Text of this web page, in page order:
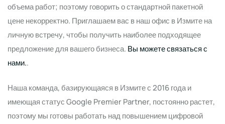
объема работ; поэтому говорить о стандартной пакетной
цене некорректно. Приглашаем вас в наш офис в Измите на
личную встречу, чтобы получить наиболее подходящее
предложение для вашего бизнеса. Вы можете связаться с
нами..
Наша команда, базирующаяся в Измите с 2016 года и
имеющая статус Google Premier Partner, постоянно растет,
поэтому мы готовы работать над повышением цифровой